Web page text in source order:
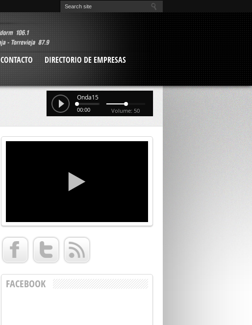
CONTACTO
DIRECTORIO DE EMPRESAS
Onda15
00:00 Volume: 50
FACEBOOK